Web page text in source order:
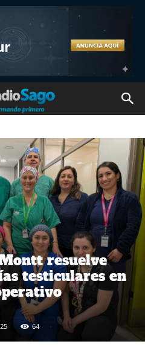
resuelve
testiculares en
64